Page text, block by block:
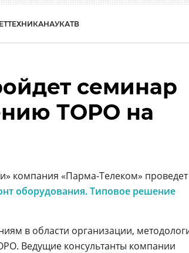
ТЕХНИКАНАУКАТВ
семинар
ТОРО на
компания «Парма-Телеком» проведет
оборудования. Типовое решение
в области организации,
Ведущие консультанты компании